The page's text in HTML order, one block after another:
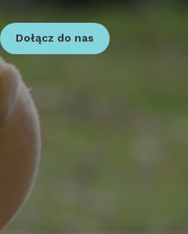
Dołącz do nas